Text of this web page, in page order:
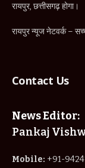
रायपुर, छत्तीसगढ़ होगा।
रायपुर न्यूज नेटवर्क –
Contact Us
News Editor:
Pankaj
Mobile: +91-